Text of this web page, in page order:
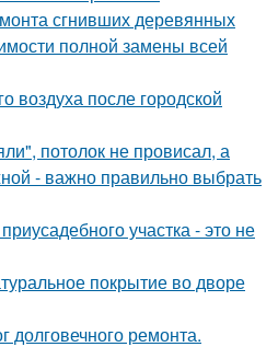
сгнивших деревянных
полной замены всей
воздуха после городской
потолок не провисал, а
- важно правильно выбрать
участка - это не
покрытие во дворе
долговечного ремонта.